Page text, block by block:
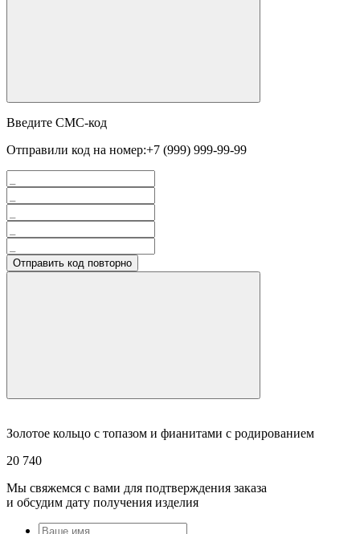
Введите СМС-код
Отправили код на номер:+7 (999) 999-99-99
Отправить код повторно
Золотое кольцо с топазом и фианитами с родированием
20 740
Мы свяжемся с вами для подтверждения заказа
и обсудим дату получения изделия